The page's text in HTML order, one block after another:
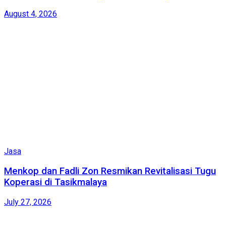
August 4, 2026
Jasa
Menkop dan Fadli Zon Resmikan Revitalisasi Tugu
Koperasi di Tasikmalaya
July 27, 2026